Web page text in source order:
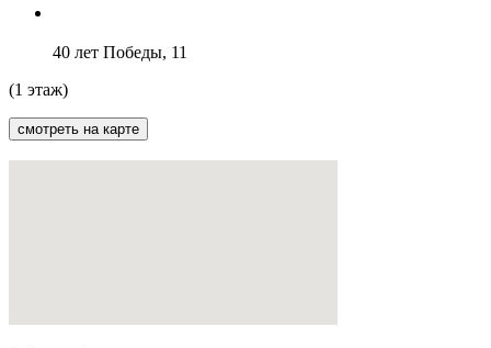
40 лет Победы, 11
(1 этаж)
смотреть на карте